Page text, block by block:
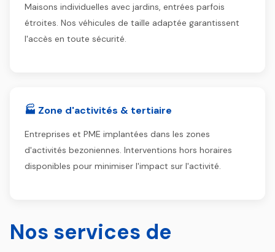
Maisons individuelles avec jardins, entrées parfois
étroites. Nos véhicules de taille adaptée garantissent
l'accès en toute sécurité.
🏭 Zone d'activités & tertiaire
Entreprises et PME implantées dans les zones
d'activités bezoniennes. Interventions hors horaires
disponibles pour minimiser l'impact sur l'activité.
Nos services de